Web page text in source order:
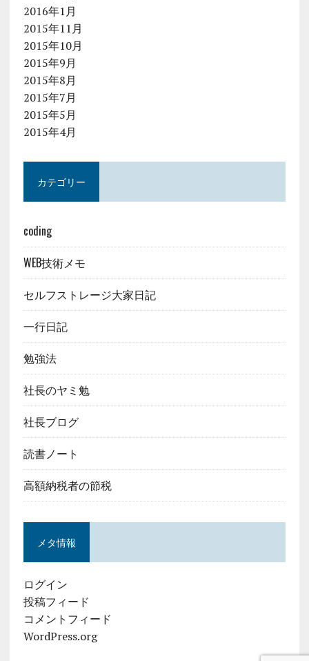
2016年1月
2015年11月
2015年10月
2015年9月
2015年8月
2015年7月
2015年5月
2015年4月
カテゴリー
coding
WEB技術メモ
セルフストレージ大家日記
一行日記
勉強法
社長のヤミ勉
社長ブログ
読書ノート
高額納税者の節税
メタ情報
ログイン
投稿フィード
コメントフィード
WordPress.org